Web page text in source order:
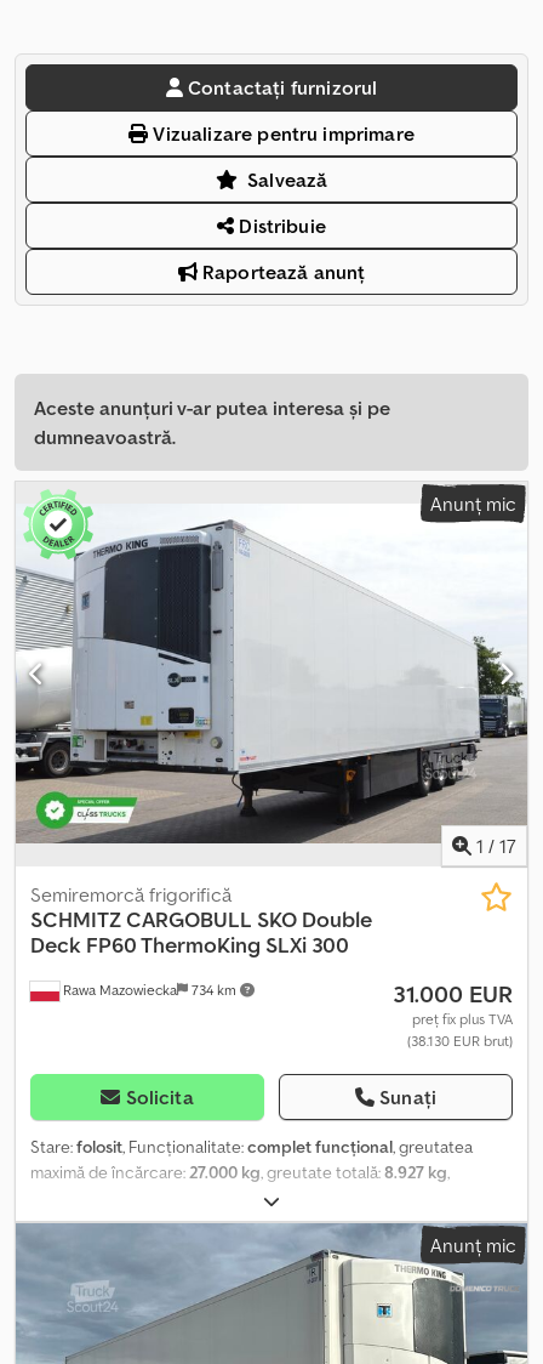
Contactați furnizorul
Vizualizare pentru imprimare
Salvează
Distribuie
Raportează anunț
Aceste anunțuri v-ar putea interesa și pe
dumneavoastră.
Anunț mic
1 / 17
Rawa Mazowiecka 734 km
Semiremorcă frigorifică
SCHMITZ CARGOBULL SKO Double
Deck FP60 ThermoKing SLXi 300
31.000 EUR
preț fix plus TVA
(38.130 EUR brut)
Solicita Sunați
Stare:folosit, Funcționalitate:complet funcțional, greutatea
maximă de încărcare: 27.000 kg , greutate totală:8.927 kg
, prima înmatriculare:
14.040 mm, lățime totală:2.600 mm, suspensie:aer, culoare:alb,
istoric complet de service,
servodirecție, unitate de răcire, Specificații tehnice Unitate de
răcire - THERMO KING SLXi 300, diesel și electrică Chodpfxjzrdr
Es Apyoa Producător de axe - SCB Suspensie completă cu aer Uși
spate duble izolate cu 4 tije de blocare din oțel Perete lateral
Anunț mic